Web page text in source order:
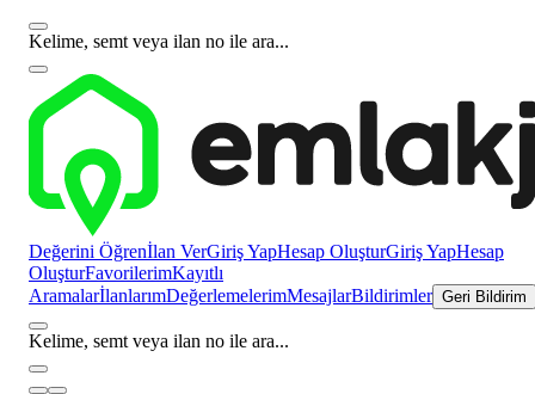
Kelime, semt veya ilan no ile ara...
Değerini Öğrenİlan VerGiriş YapHesap OluşturGiriş YapHesap
OluşturFavorilerimKayıtlı
AramalarİlanlarımDeğerlemelerimMesajlarBildirimler Geri Bildirim
Kelime, semt veya ilan no ile ara...